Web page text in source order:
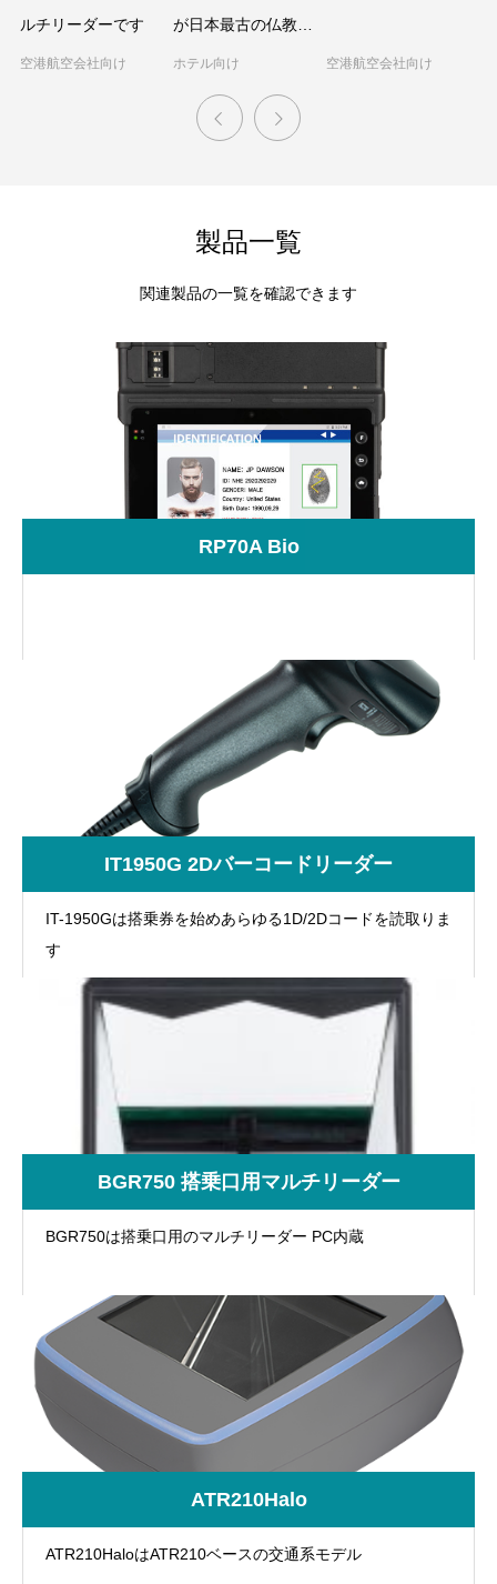
ルチリーダーです
空港航空会社向け
が日本最古の仏教寺
院で宿泊者のチェッ
クインを容易に
https://www.
ホテル向け 空港航空会社向け
製品一覧
関連製品の一覧を確認できます
RP70A Bio
IT1950G 2Dバーコードリーダー
IT-1950Gは搭乗券を始めあらゆる1D/2Dコードを読取りま
す
BGR750 搭乗口用マルチリーダー
BGR750は搭乗口用のマルチリーダー PC内蔵
ATR210Halo
ATR210HaloはATR210ベースの交通系モデル